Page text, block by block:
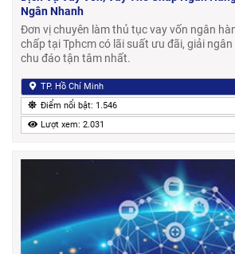
Ngân Nhanh
Đơn vị chuyên làm thủ tục vay vốn ngân
chấp tại Tphcm có lãi suất ưu đãi, giải
chu đáo tận tâm nhất.
TP. Hồ Chí Minh
Điểm nổi bật: 1.546
Lượt xem: 2.031